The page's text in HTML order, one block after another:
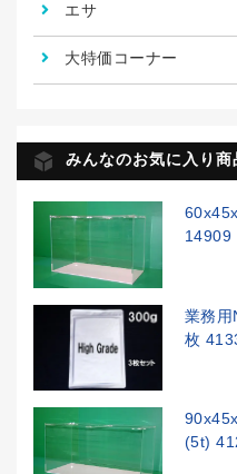
エサ
大特価コーナー
みんなのお気に入り商
14909
業務用
枚
(5t)